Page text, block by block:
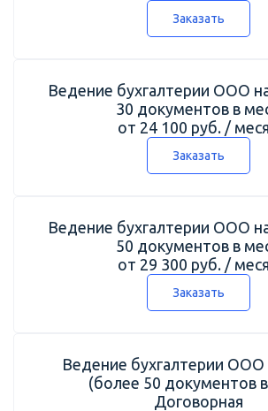
Заказать
Ведение бухгалтерии ООО
30 документов в
от 24 100 руб. /
Заказать
Ведение бухгалтерии ООО
50 документов в
от 29 300 руб. /
Заказать
Ведение бухгалтерии
(более 50 документов
Договорная